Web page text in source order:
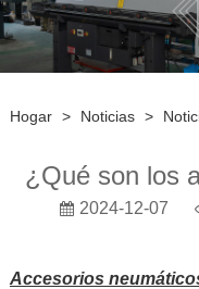
Hogar > Noticias >
¿Qué son los
2024-12-07
Accesorios